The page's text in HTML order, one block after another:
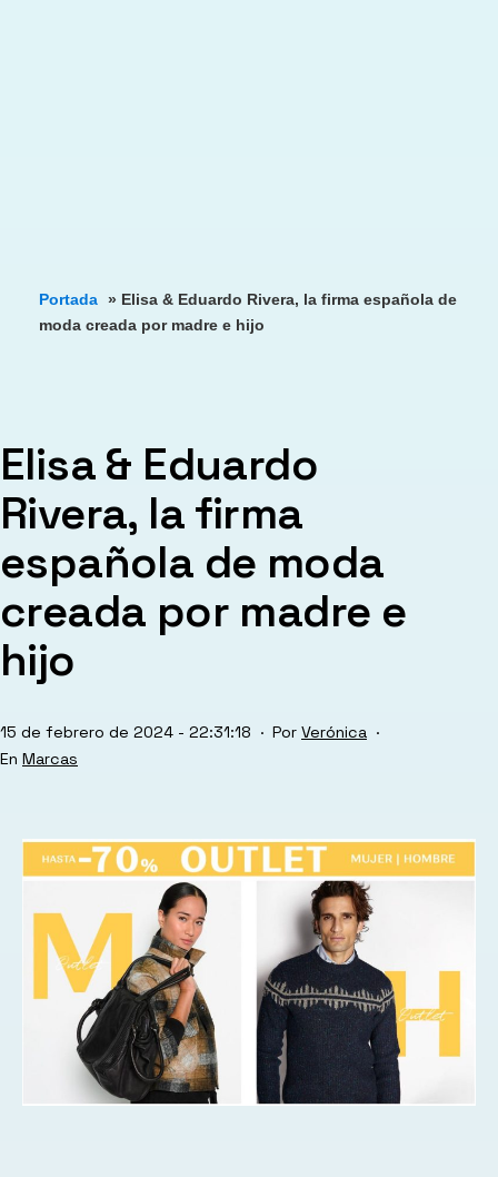
Portada » Elisa & Eduardo Rivera, la firma española de
moda creada por madre e hijo
Elisa & Eduardo
Rivera, la firma
española de moda
creada por madre e
hijo
Publicada
el
15 de febrero de 2024 - 22:31:18 Por Verónica
Categorizado
Marcas